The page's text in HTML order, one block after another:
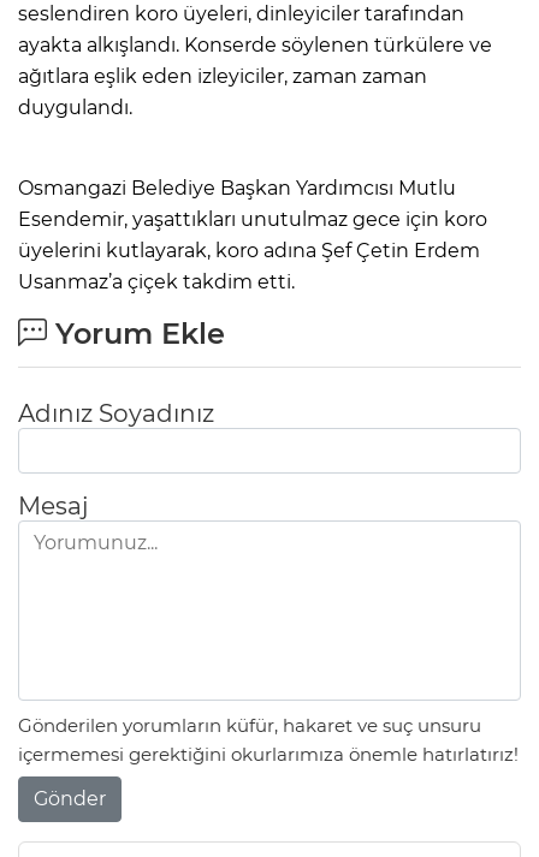
seslendiren koro üyeleri, dinleyiciler tarafından
ayakta alkışlandı. Konserde söylenen türkülere ve
ağıtlara eşlik eden izleyiciler, zaman zaman
duygulandı.
Osmangazi Belediye Başkan Yardımcısı Mutlu
Esendemir, yaşattıkları unutulmaz gece için koro
üyelerini kutlayarak, koro adına Şef Çetin Erdem
Usanmaz’a çiçek takdim etti.
Yorum Ekle
Adınız Soyadınız
Mesaj
Gönderilen yorumların küfür, hakaret ve suç unsuru
içermemesi gerektiğini okurlarımıza önemle hatırlatırız!
Gönder